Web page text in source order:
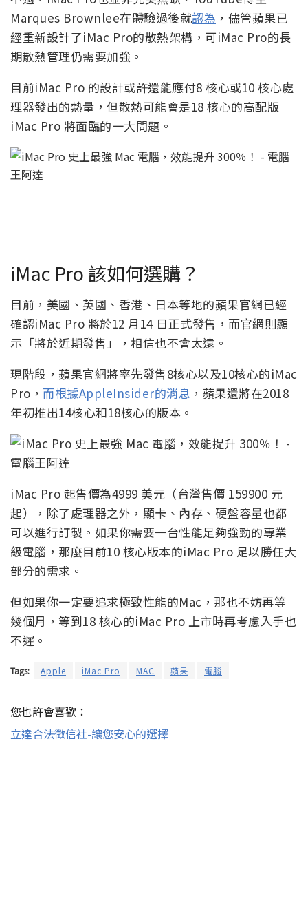
Marques Brownlee在體驗過後就認為 ，儘管蘋果已
經重新設計了iMac Pro的散熱架構，可iMac Pro的長
期散熱管理仍需要加強。
目前iMac Pro 的設計或許還能應付8 核心或10 核心處
理器發出的熱量，但散熱可能會是18 核心的高配版
iMac Pro 將面臨的一大問題。
iMac Pro 該如何選購？
目前，美國、英國、香港、日本等地的蘋果官網已經
確認iMac Pro 將於12 月14 日正式發售，而官網則顯
示「將於近期發售」，相信也不會太遠。
現階段，蘋果官網將率先發售8核心以及10核心的iMac
Pro， 而根據AppleInsider的消息 ，蘋果還將在2018
年初推出14核心和18核心的版本。
iMac Pro 起售價為4999 美元（台灣售價 159900 元
起），除了處理器之外，顯卡、內存、硬盤容量也都
可以進行訂製。如果你需要一台性能足夠強勁的專業
級電腦，那麼目前10 核心版本的iMac Pro 足以勝任大
部分的需求。
但如果你一定要追求極致性能的Mac，那也不妨再等
幾個月，等到18 核心的iMac Pro 上市時再考慮入手也
不遲。
Tags: Apple iMac Pro MAC 蘋果 電腦
您也許會喜歡：
立達合法徵信社-讓您安心的選擇